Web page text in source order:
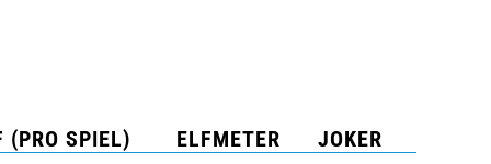
(PRO SPIEL) ELFMETER
JOKER